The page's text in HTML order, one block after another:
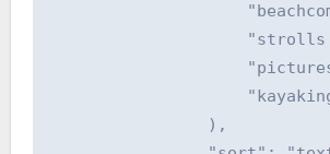
                ),